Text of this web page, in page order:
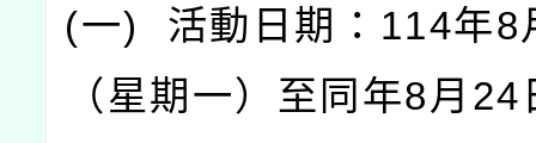
(一) 活動日期： 114年8
（星期一）至同年8月 24